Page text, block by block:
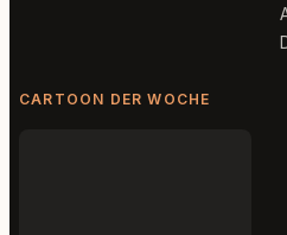
CARTOON DER WOCHE